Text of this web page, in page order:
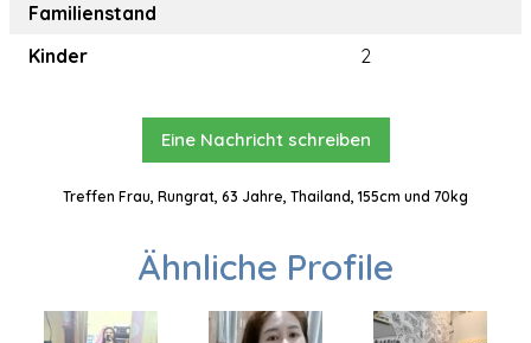
Familienstand
Kinder
2
Eine Nachricht schreiben
Treffen Frau, Rungrat, 63 Jahre, Thailand, 155cm und 70kg
Ähnliche Profile